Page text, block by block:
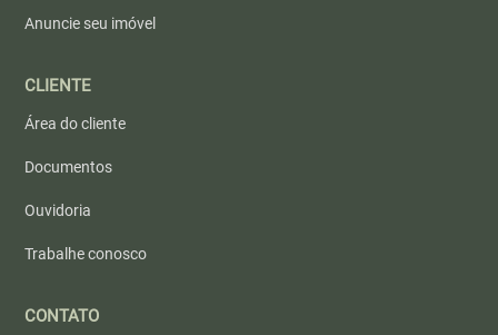
Anuncie seu imóvel
CLIENTE
Área do cliente
Documentos
Ouvidoria
Trabalhe conosco
CONTATO